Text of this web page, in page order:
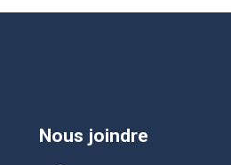
Nous joindre